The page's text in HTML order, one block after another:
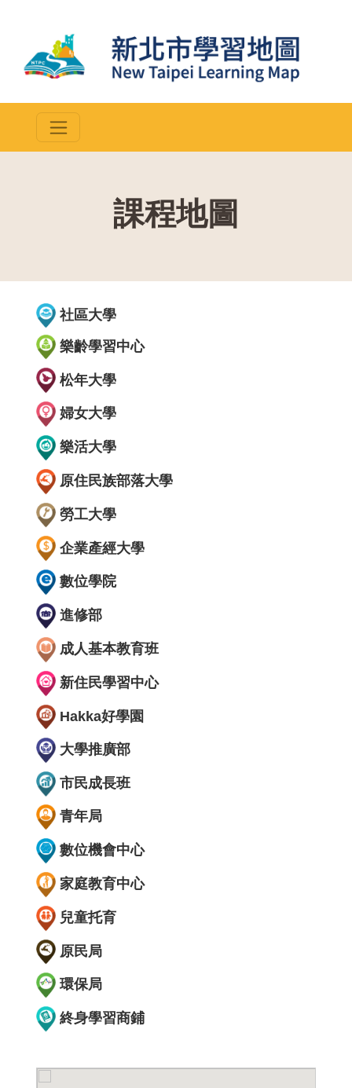
課程地圖
社區大學
樂齡學習中心
松年大學
婦女大學
樂活大學
原住民族部落大學
勞工大學
企業產經大學
數位學院
進修部
成人基本教育班
新住民學習中心
Hakka好學園
大學推廣部
市民成長班
青年局
數位機會中心
家庭教育中心
兒童托育
原民局
環保局
終身學習商鋪